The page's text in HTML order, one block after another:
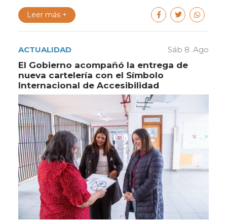
Leer más +
ACTUALIDAD Sáb 8. Ago
El Gobierno acompañó la entrega de
nueva cartelería con el Símbolo
Internacional de Accesibilidad